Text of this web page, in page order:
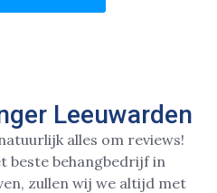
Leeuwarden
alles om reviews!
beste behangbedrijf in
zullen wij we altijd met